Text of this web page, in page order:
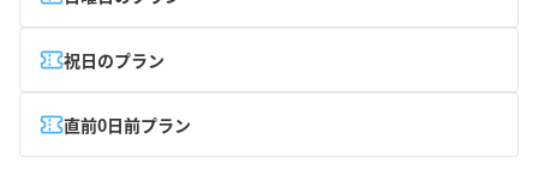
祝日のプラン
直前0日前プラン